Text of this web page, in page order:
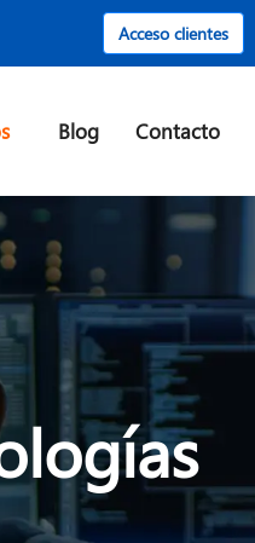
Acceso clientes
Blog Contacto